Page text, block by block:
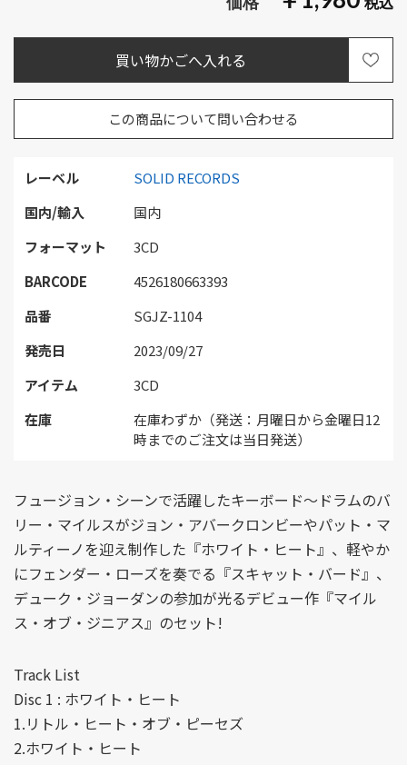
レーベル
SOLID RECORDS
国内/輸入
国内
フォーマット
3CD
BARCODE
4526180663393
品番
SGJZ-1104
発売日
2023/09/27
アイテム
3CD
在庫
在庫わずか（発送：月曜日から金曜日12
時までのご注文は当日発送）
この商品について問い合わせる
フュージョン・シーンで活躍したキーボード〜ドラムのバ
リー・マイルスがジョン・アバークロンビーやパット・マ
ルティーノを迎え制作した『ホワイト・ヒート』、軽やか
にフェンダー・ローズを奏でる『スキャット・バード』、
デューク・ジョーダンの参加が光るデビュー作『マイル
ス・オブ・ジニアス』のセット!
Track List
Disc 1 : ホワイト・ヒート
1.リトル・ヒート・オブ・ピーセズ
2.ホワイト・ヒート